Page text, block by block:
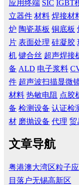
应用终端 SIC IGBT
立器件 材料 焊接材
炉 陶瓷基板 铜底板
片 表面处理 硅凝胶
机 键合丝 超声焊接
备 ALD 电子浆料
件 超声波扫描显微
材料 热敏电阻 点胶
备 检测设备 认证检
材 磨抛设备 代理 贸
文章导航
粤港澳大湾区粒子
目落户无锡高新区